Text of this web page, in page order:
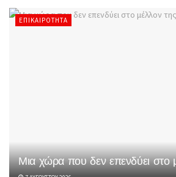
ΕΠΙΚΑΙΡΌΤΗΤΑ
Μια χώρα που δεν επενδύει στο